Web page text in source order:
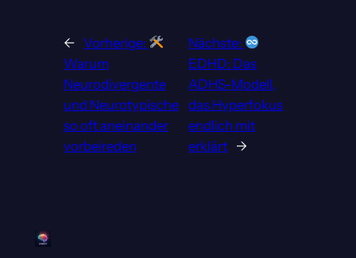
← Vorherige:
Warum
Neurodivergente
und Neurotypische
so oft aneinander
vorbeireden
Nächste:
EDHD: Das
ADHS-Modell,
das Hyperfokus
endlich mit
erklärt →